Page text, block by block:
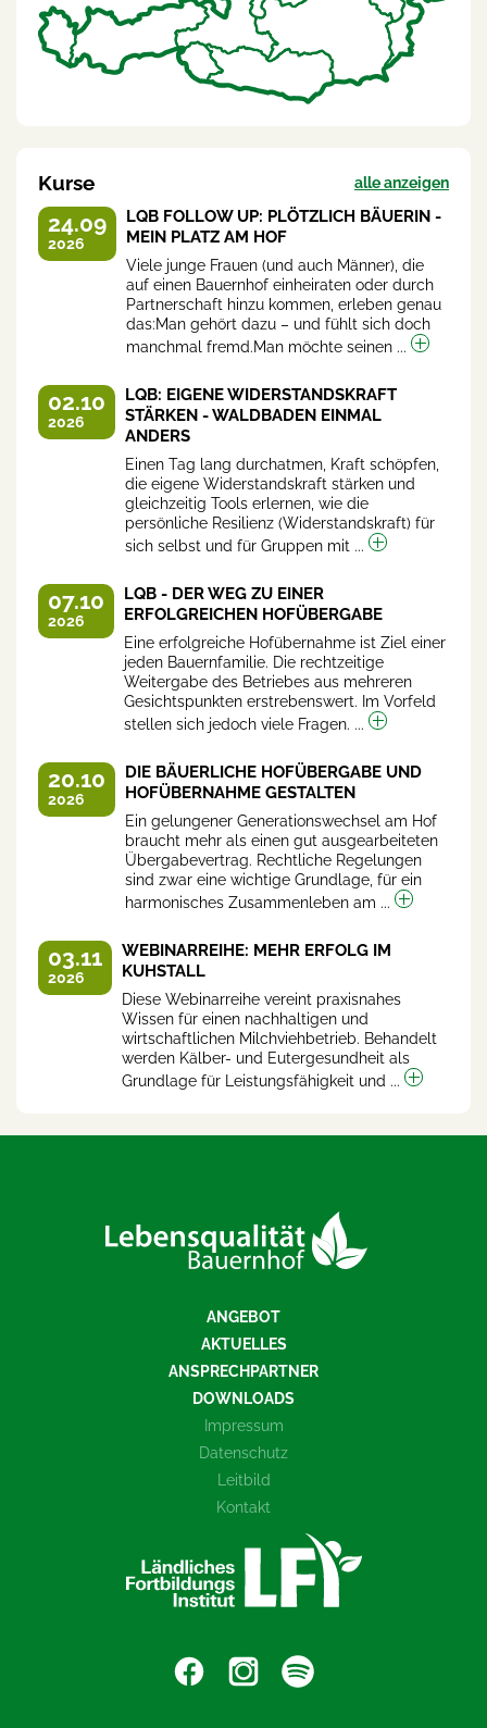
Kurse alle anzeigen
24.09
2026
LQB FOLLOW UP: PLÖTZLICH BÄUERIN -
MEIN PLATZ AM HOF
Viele junge Frauen (und auch Männer), die
auf einen Bauernhof einheiraten oder durch
Partnerschaft hinzu kommen, erleben genau
das:Man gehört dazu – und fühlt sich doch
manchmal fremd.Man möchte seinen ...
02.10
2026
LQB: EIGENE WIDERSTANDSKRAFT
STÄRKEN - WALDBADEN EINMAL
ANDERS
Einen Tag lang durchatmen, Kraft schöpfen,
die eigene Widerstandskraft stärken und
gleichzeitig Tools erlernen, wie die
persönliche Resilienz (Widerstandskraft) für
sich selbst und für Gruppen mit ...
07.10
2026
LQB - DER WEG ZU EINER
ERFOLGREICHEN HOFÜBERGABE
Eine erfolgreiche Hofübernahme ist Ziel einer
jeden Bauernfamilie. Die rechtzeitige
Weitergabe des Betriebes aus mehreren
Gesichtspunkten erstrebenswert. Im Vorfeld
stellen sich jedoch viele Fragen. ...
20.10
2026
DIE BÄUERLICHE HOFÜBERGABE UND
HOFÜBERNAHME GESTALTEN
Ein gelungener Generationswechsel am Hof
braucht mehr als einen gut ausgearbeiteten
Übergabevertrag. Rechtliche Regelungen
sind zwar eine wichtige Grundlage, für ein
harmonisches Zusammenleben am ...
03.11
2026
WEBINARREIHE: MEHR ERFOLG IM
KUHSTALL
Diese Webinarreihe vereint praxisnahes
Wissen für einen nachhaltigen und
wirtschaftlichen Milchviehbetrieb. Behandelt
werden Kälber- und Eutergesundheit als
Grundlage für Leistungsfähigkeit und ...
ANGEBOT
AKTUELLES
ANSPRECHPARTNER
DOWNLOADS
Impressum
Datenschutz
Leitbild
Kontakt